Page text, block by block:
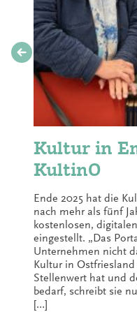
Kultur in
KultinO
Ende 2025 hat die
nach mehr als fünf
kostenlosen,
eingestellt. „Das
Unternehmen nicht
Kultur in
Stellenwert hat und
bedarf, schreibt sie
[…]